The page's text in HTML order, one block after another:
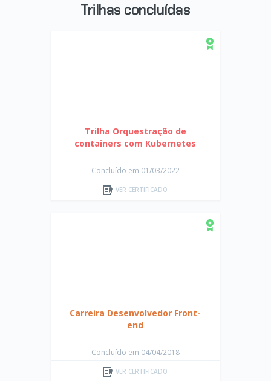
Trilhas concluídas
Concluído em 01/03/2022
VER CERTIFICADO
Concluído em 04/04/2018
VER CERTIFICADO